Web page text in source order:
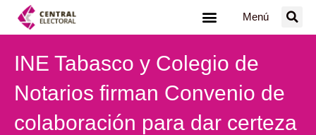
Menú
INE Tabasco y Colegio de
Notarios firman Convenio de
colaboración para dar certeza